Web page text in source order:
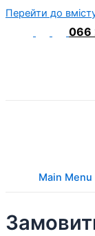
Перейти до
066
Main Menu